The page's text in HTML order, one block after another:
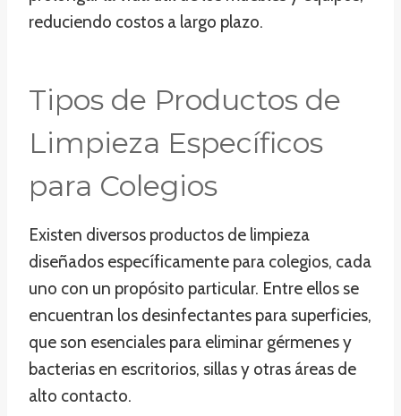
reduciendo costos a largo plazo.
Tipos de Productos de
Limpieza Específicos
para Colegios
Existen diversos productos de limpieza
diseñados específicamente para colegios, cada
uno con un propósito particular. Entre ellos se
encuentran los desinfectantes para superficies,
que son esenciales para eliminar gérmenes y
bacterias en escritorios, sillas y otras áreas de
alto contacto.